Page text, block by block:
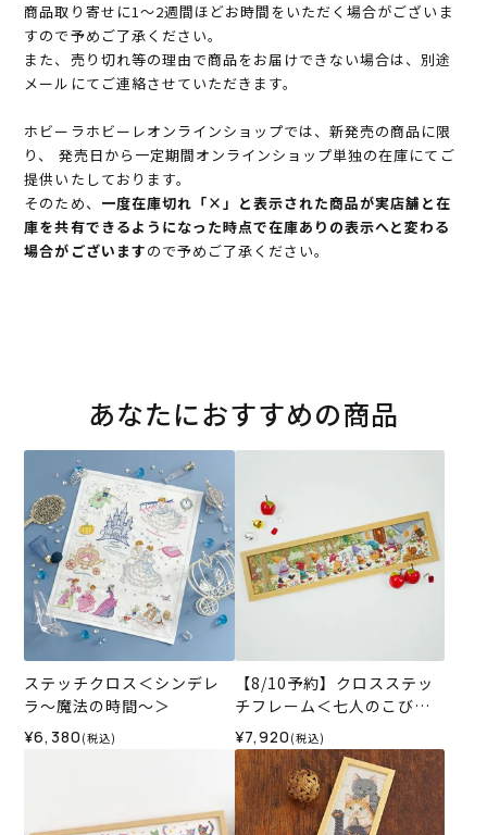
商品取り寄せに1～2週間ほどお時間をいただく場合がございま
すので予めご了承ください。
また、売り切れ等の理由で商品をお届けできない場合は、別途
メールにてご連絡させていただきます。
ホビーラホビーレオンラインショップでは、新発売の商品に限
り、 発売日から一定期間オンラインショップ単独の在庫にてご
提供いたしております。
そのため、 一度在庫切れ「×」と表示された商品が実店舗と在
庫を共有できるようになった時点で在庫ありの表示へと変わる
場合がございますので予めご了承ください。
あなたにおすすめの商品
ステッチクロス＜シンデレ
ラ～魔法の時間～＞
¥6,380 (税込)
【8/10予約】クロスステッ
チフレーム＜七人のこびと
～白雪姫の物語から～＞
¥7,920 (税込)